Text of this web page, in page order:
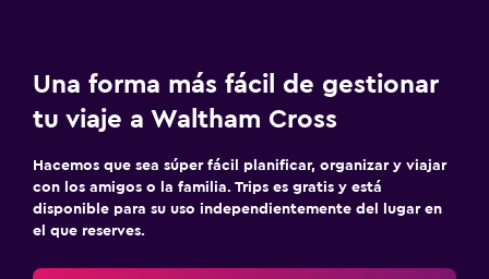
Una forma más fácil de gestionar
tu viaje a Waltham Cross
Hacemos que sea súper fácil planificar, organizar y viajar
con los amigos o la familia. Trips es gratis y está
disponible para su uso independientemente del lugar en
el que reserves.